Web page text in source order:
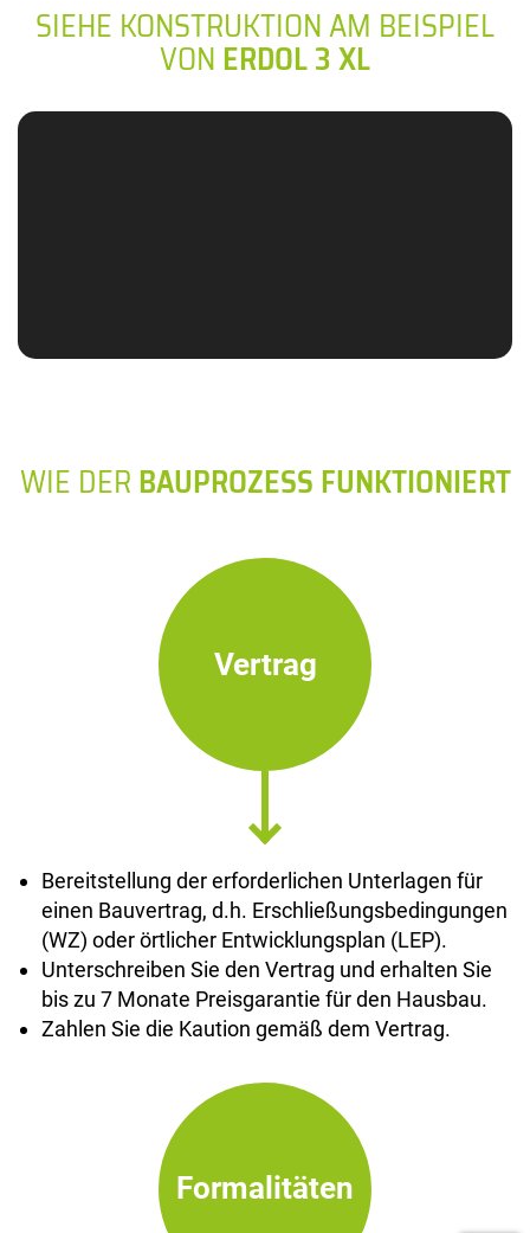
SIEHE KONSTRUKTION AM BEISPIEL
VONERDOL 3 XL
WIE DERBAUPROZESS FUNKTIONIERT
Vertrag
Bereitstellung der erforderlichen Unterlagen für
einen Bauvertrag, d.h. Erschließungsbedingungen
(WZ) oder örtlicher Entwicklungsplan (LEP).
Unterschreiben Sie den Vertrag und erhalten Sie
bis zu 7 Monate Preisgarantie für den Hausbau.
Zahlen Sie die Kaution gemäß dem Vertrag.
Formalitäten